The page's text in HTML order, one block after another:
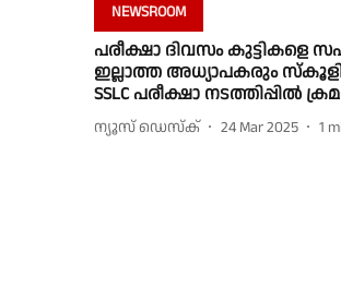
NEWSROOM
പരീക്ഷാ ദിവസം കുട്ടികളെ
ഇല്ലാത്ത അധ്യാപകരും
SSLC പരീക്ഷാ നടത്തിപ്പിൽ
ന്യൂസ് ഡെസ്ക് 24 Mar 2025 1